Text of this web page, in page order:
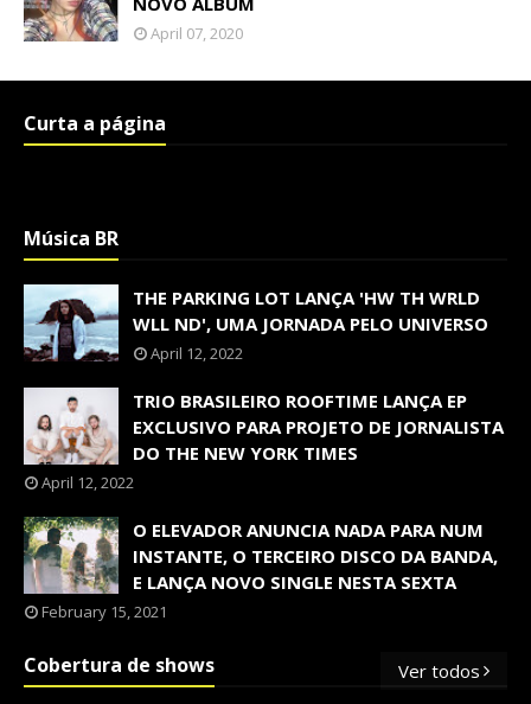
April 07, 2020
Curta a página
Música BR
THE PARKING LOT LANÇA 'HW TH WRLD
WLL ND', UMA JORNADA PELO UNIVERSO
April 12, 2022
TRIO BRASILEIRO ROOFTIME LANÇA EP
EXCLUSIVO PARA PROJETO DE JORNALISTA
DO THE NEW YORK TIMES
April 12, 2022
O ELEVADOR ANUNCIA NADA PARA NUM
INSTANTE, O TERCEIRO DISCO DA BANDA,
E LANÇA NOVO SINGLE NESTA SEXTA
February 15, 2021
Cobertura de shows Ver todos